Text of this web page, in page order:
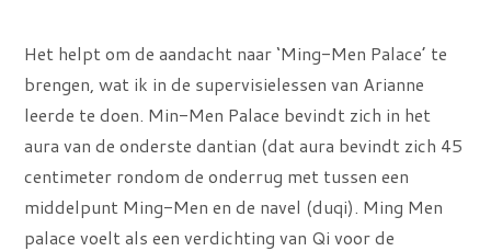
Het helpt om de aandacht naar ‘Ming-Men Palace’ te
brengen, wat ik in de supervisielessen van Arianne
leerde te doen. Min-Men Palace bevindt zich in het
aura van de onderste dantian (dat aura bevindt zich 45
centimeter rondom de onderrug met tussen een
middelpunt Ming-Men en de navel (duqi). Ming Men
palace voelt als een verdichting van Qi voor de